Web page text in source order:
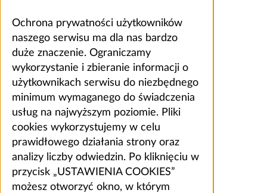
Ochrona prywatności użytkowników
naszego serwisu ma dla nas bardzo
duże znaczenie. Ograniczamy
wykorzystanie i zbieranie informacji o
użytkownikach serwisu do niezbędnego
minimum wymaganego do świadczenia
usług na najwyższym poziomie. Pliki
cookies wykorzystujemy w celu
prawidłowego działania strony oraz
analizy liczby odwiedzin. Po kliknięciu w
przycisk „USTAWIENIA COOKIES”
możesz otworzyć okno, w którym